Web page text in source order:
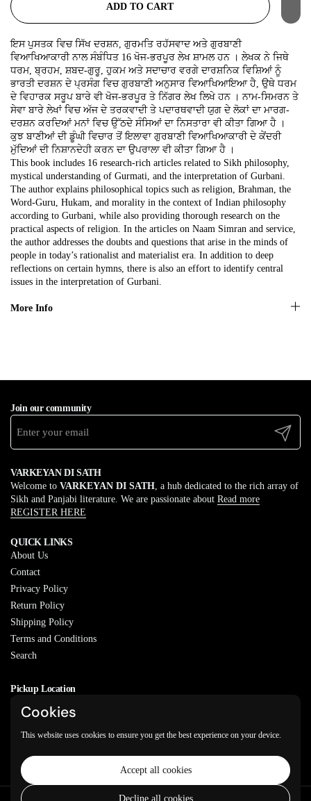
No, thanks
ADD TO CART
ਇਸ ਪੁਸਤਕ ਵਿਚ ਸਿੱਖ ਦਰਸ਼ਨ, ਗੁਰਮਤਿ ਰਹੱਸਵਾਦ ਅਤੇ ਗੁਰਬਾਣੀ
ਵਿਆਖਿਆਕਾਰੀ ਨਾਲ ਸੰਬੰਧਿਤ 16 ਖੋਜ-ਭਰਪੂਰ ਲੇਖ ਸ਼ਾਮਲ ਹਨ । ਲੇਖਕ ਨੇ ਜਿਥੇ
ਧਰਮ, ਬ੍ਰਹਮ, ਸ਼ਬਦ-ਗੁਰੂ, ਹੁਕਮ ਅਤੇ ਸਦਾਚਾਰ ਵਰਗੇ ਦਾਰਸ਼ਨਿਕ ਵਿਸ਼ਿਆਂ ਨੂੰ
ਭਾਰਤੀ ਦਰਸ਼ਨ ਦੇ ਪ੍ਰਸੰਗ ਵਿਚ ਗੁਰਬਾਣੀ ਅਨੁਸਾਰ ਵਿਆਖਿਆਇਆ ਹੈ, ਉਥੇ ਧਰਮ
ਦੇ ਵਿਹਾਰਕ ਸਰੂਪ ਬਾਰੇ ਵੀ ਖੋਜ-ਭਰਪੂਰ ਤੇ ਨਿੱਗਰ ਲੇਖ ਲਿਖੇ ਹਨ । ਨਾਮ-ਸਿਮਰਨ ਤੇ
ਸੇਵਾ ਬਾਰੇ ਲੇਖਾਂ ਵਿਚ ਅੱਜ ਦੇ ਤਰਕਵਾਦੀ ਤੇ ਪਦਾਰਥਵਾਦੀ ਯੁਗ ਦੇ ਲੋਕਾਂ ਦਾ ਮਾਰਗ-
ਦਰਸ਼ਨ ਕਰਦਿਆਂ ਮਨਾਂ ਵਿਚ ਉੱਠਦੇ ਸੰਸਿਆਂ ਦਾ ਨਿਸਤਾਰਾ ਵੀ ਕੀਤਾ ਗਿਆ ਹੈ ।
ਕੁਝ ਬਾਣੀਆਂ ਦੀ ਡੂੰਘੀ ਵਿਚਾਰ ਤੋਂ ਇਲਾਵਾ ਗੁਰਬਾਣੀ ਵਿਆਖਿਆਕਾਰੀ ਦੇ ਕੇਂਦਰੀ
ਮੁੱਦਿਆਂ ਦੀ ਨਿਸ਼ਾਨਦੇਹੀ ਕਰਨ ਦਾ ਉਪਰਾਲਾ ਵੀ ਕੀਤਾ ਗਿਆ ਹੈ ।
This book includes 16 research-rich articles related to Sikh philosophy,
mystical understanding of Gurmati, and the interpretation of Gurbani.
The author explains philosophical topics such as religion, Brahman, the
Word-Guru, Hukam, and morality in the context of Indian philosophy
according to Gurbani, while also providing thorough research on the
practical aspects of religion. In the articles on Naam Simran and service,
the author addresses the doubts and questions that arise in the minds of
people in today’s rationalist and materialist era. In addition to deep
reflections on certain hymns, there is also an effort to identify central
issues in the interpretation of Gurbani.
More Info
Join our community
Submit
VARKEYAN DI SATH
Welcome to VARKEYAN DI SATH , a hub dedicated to the rich array of
Sikh and Panjabi literature. We are passionate about Read more
REGISTER HERE
QUICK LINKS
About Us
Contact
Privacy Policy
Return Policy
Shipping Policy
Terms and Conditions
Search
Pickup Location
20829 77A Ave, Langley, BC
V2Y 0Y5
Email PhoneFacebookInstagramWhatsApp
Cookies
This website uses cookies to ensure you get the best experience on your device.
Accept all cookies
Decline all cookies